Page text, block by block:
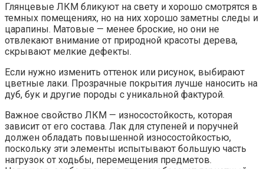
Глянцевые ЛКМ бликуют на свету и хорошо смотрятся в
темных помещениях, но на них хорошо заметны следы и
царапины. Матовые — менее броские, но они не
отвлекают внимание от природной красоты дерева,
скрывают мелкие дефекты.
Если нужно изменить оттенок или рисунок, выбирают
цветные лаки. Прозрачные покрытия лучше наносить на
дуб, бук и другие породы с уникальной фактурой.
Важное свойство ЛКМ — износостойкость, которая
зависит от его состава. Лак для ступеней и поручней
должен обладать повышенной износостойкостью,
поскольку эти элементы испытывают большую часть
нагрузок от ходьбы, перемещения предметов.